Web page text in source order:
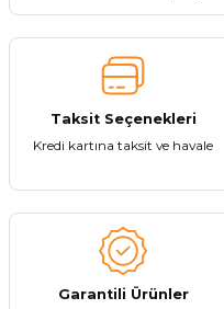
Bu ürüne benzer farklı
Sepete Ekle
Everton RT-301 Fenerli
Taksit Seçenekleri
Kredi kartına taksit ve havale
Garantili Ürünler